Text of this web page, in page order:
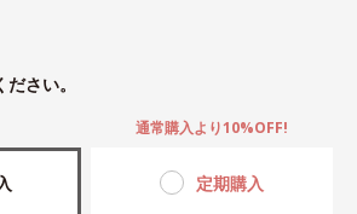
さい。
定期購入
通常購入より10%OFF!